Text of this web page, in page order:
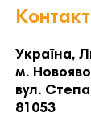
Україна,
м.
вул.
81053